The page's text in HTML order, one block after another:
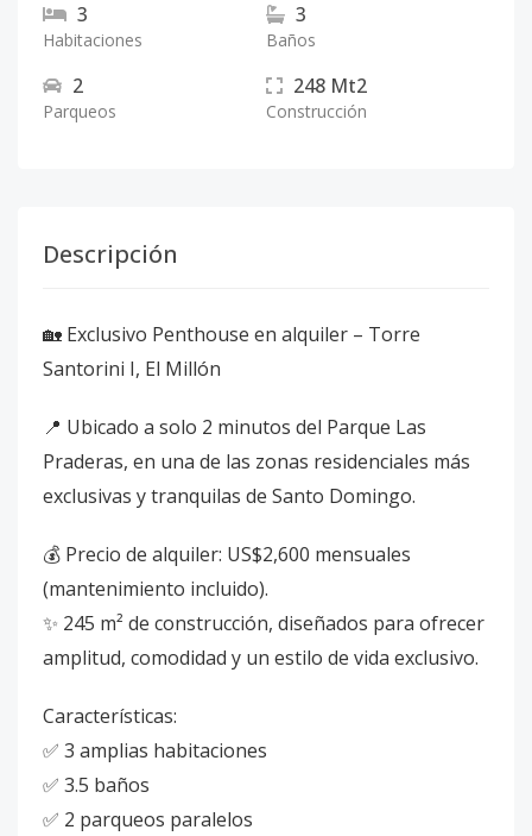
3
Habitaciones
3
Baños
2
Parqueos
248 Mt2
Construcción
Descripción
🏡 Exclusivo Penthouse en alquiler – Torre
Santorini I, El Millón
📍 Ubicado a solo 2 minutos del Parque Las
Praderas, en una de las zonas residenciales más
exclusivas y tranquilas de Santo Domingo.
💰 Precio de alquiler: US$2,600 mensuales
(mantenimiento incluido).
✨ 245 m² de construcción, diseñados para ofrecer
amplitud, comodidad y un estilo de vida exclusivo.
Características:
✅ 3 amplias habitaciones
✅ 3.5 baños
✅ 2 parqueos paralelos